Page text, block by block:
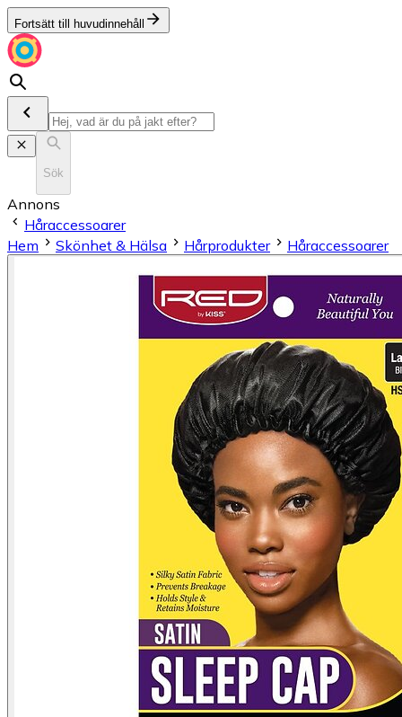
Fortsätt till huvudinnehåll
Sök
Annons
Håraccessoarer
Hem
Skönhet & Hälsa Hårprodukter Håraccessoarer